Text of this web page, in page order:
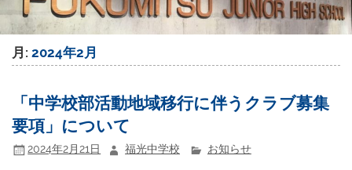
月:2024年2月
「中学校部活動地域移行に伴うクラブ募集
要項」について
2024年2月21日 福光中学校 お知らせ